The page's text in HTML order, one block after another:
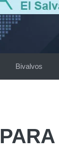
Bivalvos